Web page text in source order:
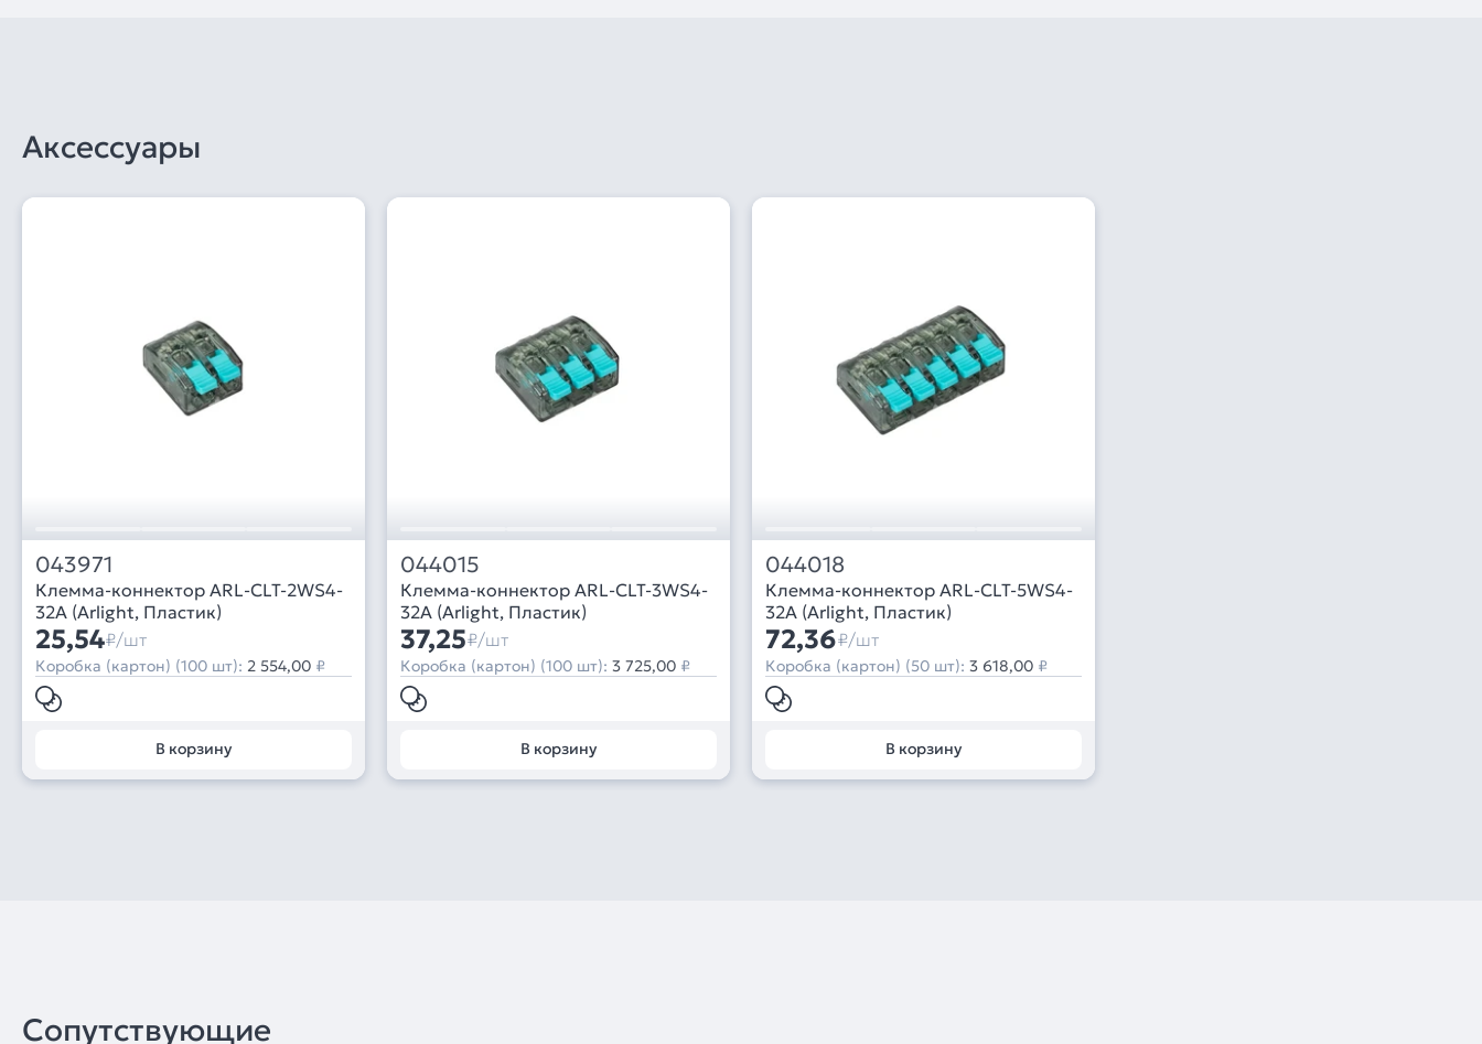
Аксессуары
043971
Клемма-коннектор ARL-CLT-2WS4-
32A (Arlight, Пластик)
25,54₽/шт
Коробка (картон) (100 шт): 2 554,00 ₽
В корзину
044015
Клемма-коннектор ARL-CLT-3WS4-
32A (Arlight, Пластик)
37,25₽/шт
Коробка (картон) (100 шт): 3 725,00 ₽
В корзину
044018
Клемма-коннектор ARL-CLT-5WS4-
32A (Arlight, Пластик)
72,36₽/шт
Коробка (картон) (50 шт): 3 618,00 ₽
В корзину
Сопутствующие